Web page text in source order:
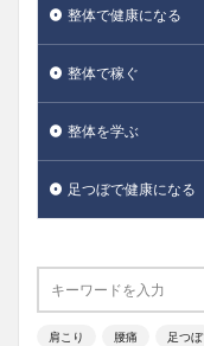
整体で健康になる
整体で稼ぐ
整体を学ぶ
足つぼで健康になる
肩こり 腰痛 足つぼ